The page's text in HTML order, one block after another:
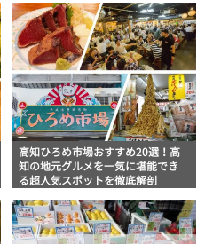
高知ひろめ市場おすすめ20選！高
知の地元グルメを一気に堪能でき
る超人気スポットを徹底解剖